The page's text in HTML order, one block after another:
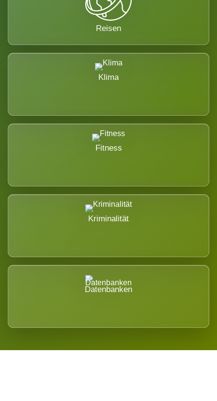
Reisen
Klima
Fitness
Kriminalität
Datenbanken